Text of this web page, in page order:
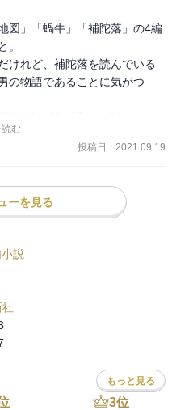
図」「蝸牛」「補陀落」の4編
。
けれど、補陀落を読んでいる
の物語であることに気がつ
る無邪気さ、無垢さが、家族
験していっぺんに損なわれて
った。多分これは重松清の疾
、「補陀落」がいちばん好
た家族の話。この文体は宇佐
く影響しているようにも思
ったら読む機会はなかったか
たので、今後もいろいろ読ん
む
投稿日 : 2021.09.19
ーを見る
説
もっと見る
3位